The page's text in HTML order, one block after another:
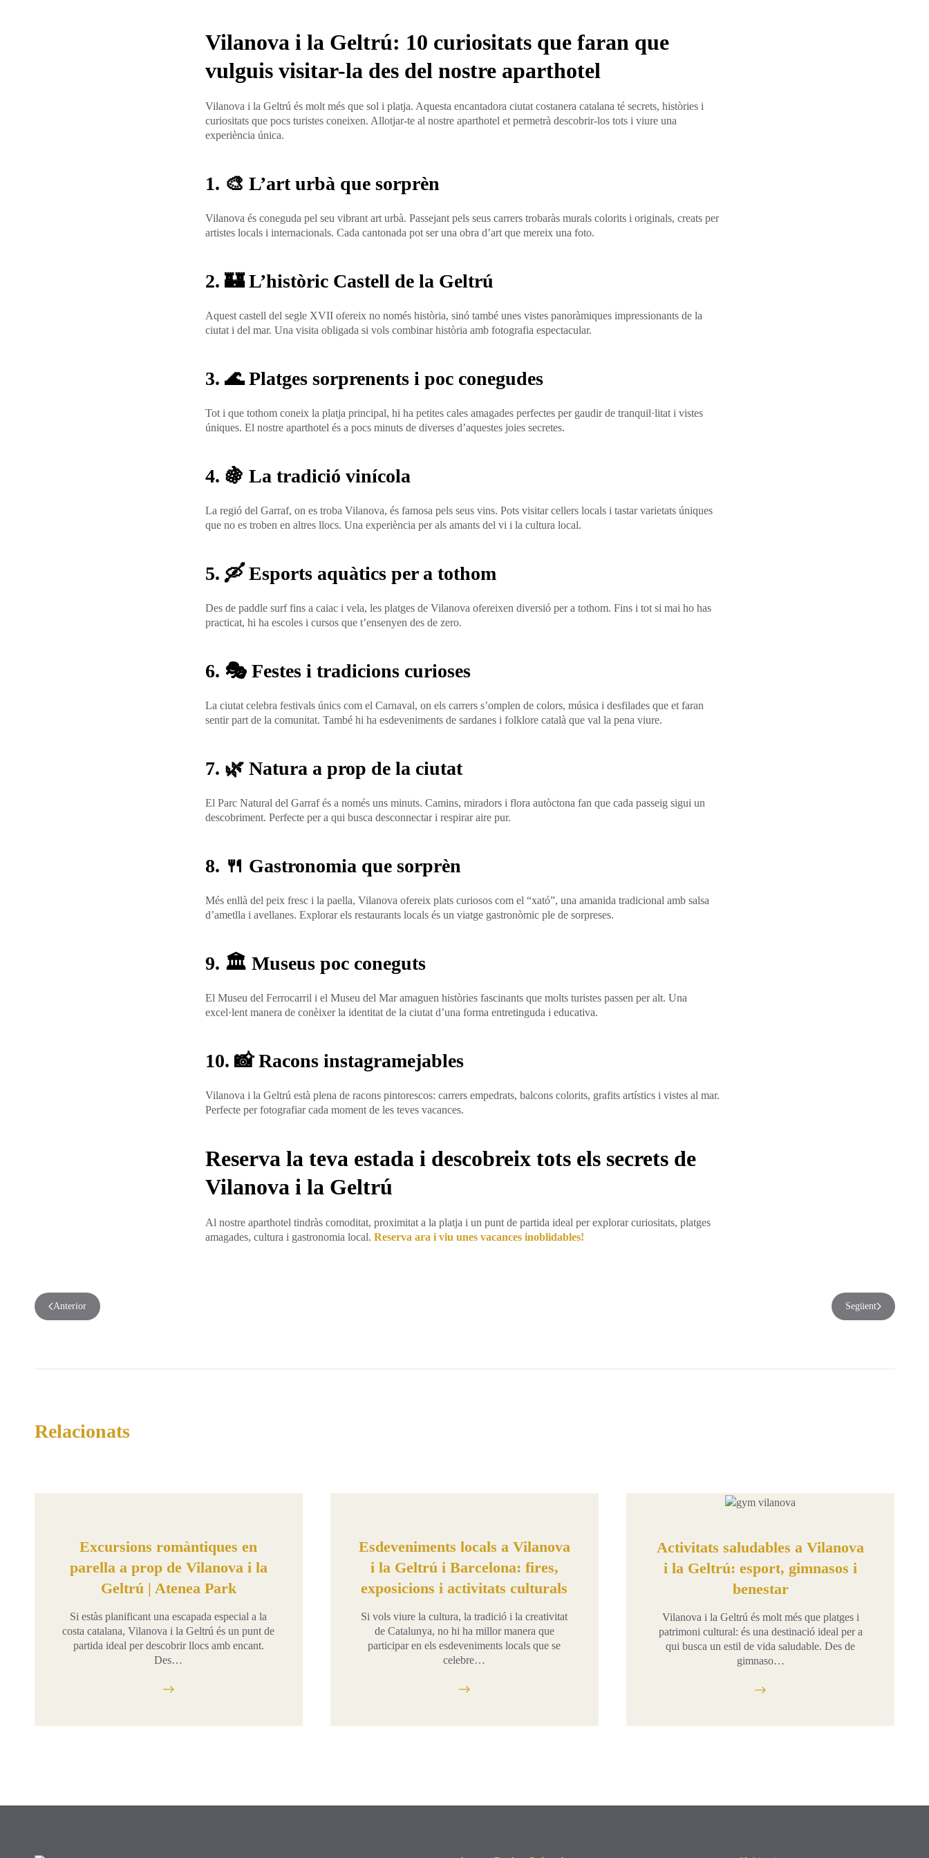
Vilanova i la Geltrú: 10 curiositats que faran que
vulguis visitar-la des del nostre aparthotel
Vilanova i la Geltrú és molt més que sol i platja. Aquesta encantadora ciutat costanera catalana té secrets, històries i
curiositats que pocs turistes coneixen. Allotjar-te al nostre aparthotel et permetrà descobrir-los tots i viure una
experiència única.
1. 🎨 L’art urbà que sorprèn
Vilanova és coneguda pel seu vibrant art urbà. Passejant pels seus carrers trobaràs murals colorits i originals, creats per
artistes locals i internacionals. Cada cantonada pot ser una obra d’art que mereix una foto.
2. 🏰 L’històric Castell de la Geltrú
Aquest castell del segle XVII ofereix no només història, sinó també unes vistes panoràmiques impressionants de la
ciutat i del mar. Una visita obligada si vols combinar història amb fotografia espectacular.
3. 🌊 Platges sorprenents i poc conegudes
Tot i que tothom coneix la platja principal, hi ha petites cales amagades perfectes per gaudir de tranquil·litat i vistes
úniques. El nostre aparthotel és a pocs minuts de diverses d’aquestes joies secretes.
4. 🍇 La tradició vinícola
La regió del Garraf, on es troba Vilanova, és famosa pels seus vins. Pots visitar cellers locals i tastar varietats úniques
que no es troben en altres llocs. Una experiència per als amants del vi i la cultura local.
5. 🛶 Esports aquàtics per a tothom
Des de paddle surf fins a caiac i vela, les platges de Vilanova ofereixen diversió per a tothom. Fins i tot si mai ho has
practicat, hi ha escoles i cursos que t’ensenyen des de zero.
6. 🎭 Festes i tradicions curioses
La ciutat celebra festivals únics com el Carnaval, on els carrers s’omplen de colors, música i desfilades que et faran
sentir part de la comunitat. També hi ha esdeveniments de sardanes i folklore català que val la pena viure.
7. 🌿 Natura a prop de la ciutat
El Parc Natural del Garraf és a només uns minuts. Camins, miradors i flora autòctona fan que cada passeig sigui un
descobriment. Perfecte per a qui busca desconnectar i respirar aire pur.
8. 🍴 Gastronomia que sorprèn
Més enllà del peix fresc i la paella, Vilanova ofereix plats curiosos com el “xató”, una amanida tradicional amb salsa
d’ametlla i avellanes. Explorar els restaurants locals és un viatge gastronòmic ple de sorpreses.
9. 🏛️ Museus poc coneguts
El Museu del Ferrocarril i el Museu del Mar amaguen històries fascinants que molts turistes passen per alt. Una
excel·lent manera de conèixer la identitat de la ciutat d’una forma entretinguda i educativa.
10. 📸 Racons instagramejables
Vilanova i la Geltrú està plena de racons pintorescos: carrers empedrats, balcons colorits, grafits artístics i vistes al mar.
Perfecte per fotografiar cada moment de les teves vacances.
Reserva la teva estada i descobreix tots els secrets de
Vilanova i la Geltrú
Al nostre aparthotel tindràs comoditat, proximitat a la platja i un punt de partida ideal per explorar curiositats, platges
amagades, cultura i gastronomia local. Reserva ara i viu unes vacances inoblidables!
Anterior Següent
Relacionats
Excursions romàntiques en
parella a prop de Vilanova i la
Geltrú | Atenea Park
Si estàs planificant una escapada especial a la
costa catalana, Vilanova i la Geltrú és un punt de
partida ideal per descobrir llocs amb encant.
Des…
Esdeveniments locals a Vilanova
i la Geltrú i Barcelona: fires,
exposicions i activitats culturals
Si vols viure la cultura, la tradició i la creativitat
de Catalunya, no hi ha millor manera que
participar en els esdeveniments locals que se
celebre…
Activitats saludables a Vilanova
i la Geltrú: esport, gimnasos i
benestar
Vilanova i la Geltrú és molt més que platges i
patrimoni cultural: és una destinació ideal per a
qui busca un estil de vida saludable. Des de
gimnaso…